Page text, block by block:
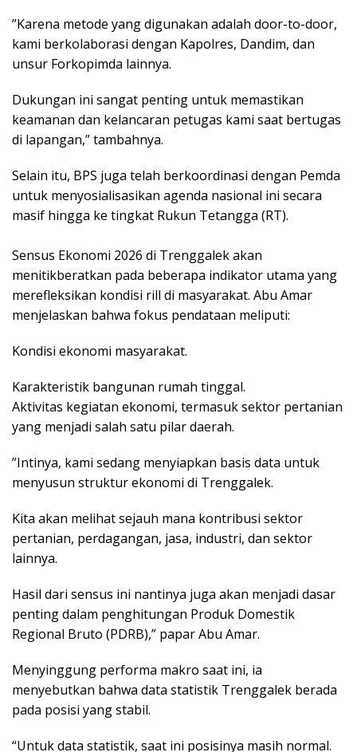
​”Karena metode yang digunakan adalah door-to-door,
kami berkolaborasi dengan Kapolres, Dandim, dan
unsur Forkopimda lainnya.
Dukungan ini sangat penting untuk memastikan
keamanan dan kelancaran petugas kami saat bertugas
di lapangan,” tambahnya.
​Selain itu, BPS juga telah berkoordinasi dengan Pemda
untuk menyosialisasikan agenda nasional ini secara
masif hingga ke tingkat Rukun Tetangga (RT).
​Sensus Ekonomi 2026 di Trenggalek akan
menitikberatkan pada beberapa indikator utama yang
merefleksikan kondisi rill di masyarakat. Abu Amar
menjelaskan bahwa fokus pendataan meliputi:
​Kondisi ekonomi masyarakat.
​Karakteristik bangunan rumah tinggal.
​Aktivitas kegiatan ekonomi, termasuk sektor pertanian
yang menjadi salah satu pilar daerah.
​”Intinya, kami sedang menyiapkan basis data untuk
menyusun struktur ekonomi di Trenggalek.
Kita akan melihat sejauh mana kontribusi sektor
pertanian, perdagangan, jasa, industri, dan sektor
lainnya.
Hasil dari sensus ini nantinya juga akan menjadi dasar
penting dalam penghitungan Produk Domestik
Regional Bruto (PDRB),” papar Abu Amar.
​Menyinggung performa makro saat ini, ia
menyebutkan bahwa data statistik Trenggalek berada
pada posisi yang stabil.
“Untuk data statistik, saat ini posisinya masih normal.